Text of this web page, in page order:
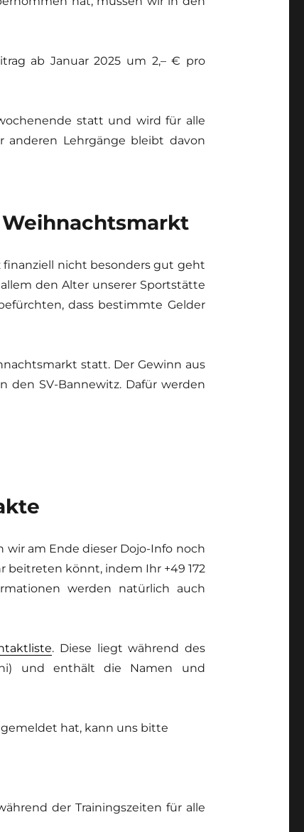
ab Januar 2025 um 2,– € pro
statt und wird für alle
anderen Lehrgänge bleibt davon
finanziell nicht besonders gut geht
den Alter unserer Sportstätte
dass bestimmte Gelder
statt. Der Gewinn aus
den SV-Bannewitz. Dafür werden
wir am Ende dieser Dojo-Info noch
beitreten könnt, indem Ihr +49 172
werden natürlich auch
. Diese liegt während des
und enthält die Namen und
hat, kann uns bitte
der Trainingszeiten für alle